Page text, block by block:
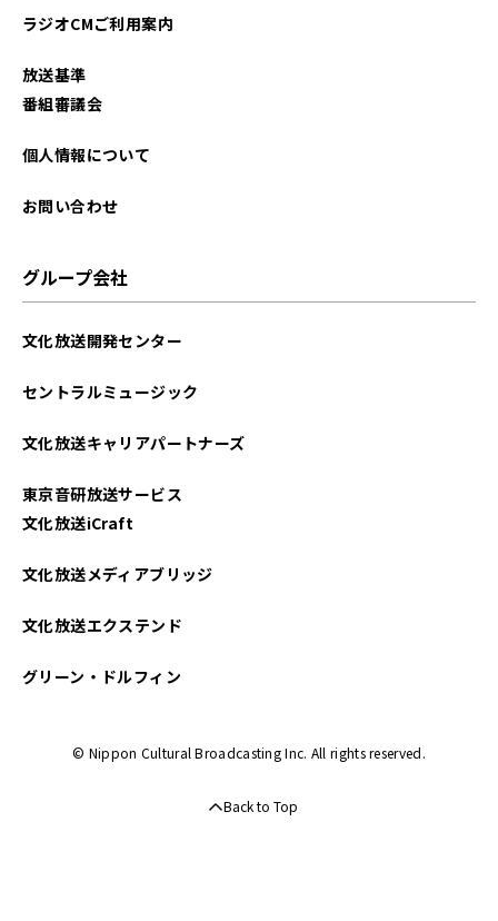
2021年08月
2021年05月
ラジオCMご利用案内
放送基準
番組審議会
個人情報について
お問い合わせ
グループ会社
文化放送開発センター
セントラルミュージック
文化放送キャリアパートナーズ
東京音研放送サービス
文化放送iCraft
文化放送メディアブリッジ
文化放送エクステンド
グリーン・ドルフィン
© Nippon Cultural Broadcasting Inc. All rights reserved.
Back to Top